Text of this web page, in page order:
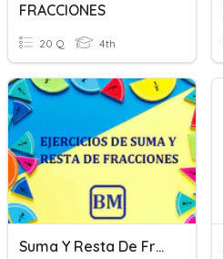
FRACCIONES
20 Q 4th
Suma Y Resta De Fracciones